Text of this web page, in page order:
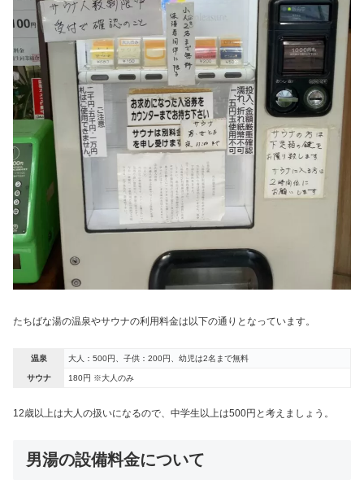
たちばな湯の温泉やサウナの利用料金は以下の通りとなっています。
温泉 大人：500円、子供：200円、幼児は2名まで無料
サウナ 180円 ※大人のみ
12歳以上は大人の扱いになるので、中学生以上は500円と考えましょう。
男湯の設備料金について